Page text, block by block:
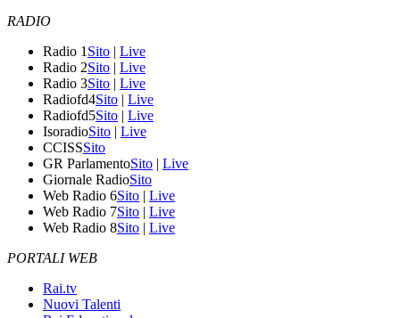
RADIO
Radio 1 Sito | Live
Radio 2Sito | Live
Radio 3Sito | Live
Radiofd4Sito | Live
Radiofd5Sito | Live
IsoradioSito | Live
CCISSSito
GR ParlamentoSito | Live
Giornale RadioSito
Web Radio 6Sito | Live
Web Radio 7Sito | Live
Web Radio 8Sito | Live
PORTALI WEB
Rai.tv
Nuovi Talenti